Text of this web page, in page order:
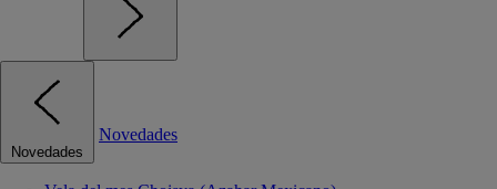
Novedades
Novedades